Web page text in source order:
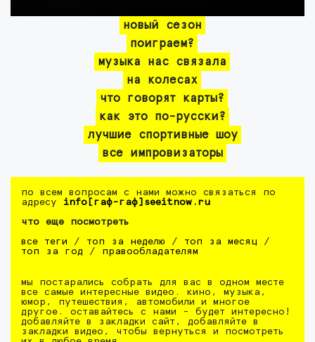
новый сезон
поиграем?
музыка нас связала
на колесах
что говорят карты?
как это по-русски?
лучшие спортивные шоу
все импровизаторы
по всем вопросам с нами можно связаться по
адресу info[гаф-гаф]seeitnow.ru
что еще посмотреть
все теги / топ за неделю / топ за месяц /
топ за год / правообладателям
мы постарались собрать для вас в одном месте
все самые интересные видео. кино, музыка,
юмор, путешествия, автомобили и многое
другое. оставайтесь с нами - будет интересно!
добавляйте в закладки сайт, добавляйте в
закладки видео, чтобы вернуться и посмотреть